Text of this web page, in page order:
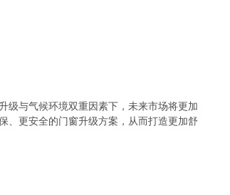
级与气候环境双重因素下，未来市场将更加
、更安全的门窗升级方案，从而打造更加舒